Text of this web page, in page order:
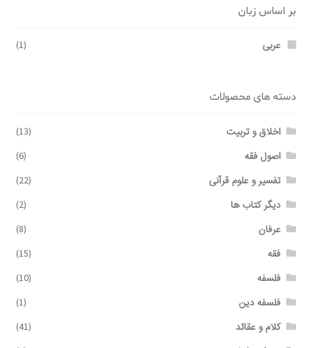
بر اساس زبان
عربی (1)
دسته های محصولات
اخلاق و تربیت (13)
اصول فقه (6)
تفسیر و علوم قرآنی (22)
دیگر کتاب ها (2)
عرفان (8)
فقه (15)
فلسفه (10)
فلسفه دین (1)
کلام و عقائد (41)